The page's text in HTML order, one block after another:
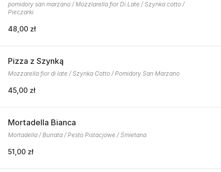
pomidory san marzano / Mozzlarella fior Di Late / Szynka cotto /
Pieczarki
48,00 zł
Pizza z Szynką
Mozzarella fior di late / Szynka Cotto / Pomidory San Marzano
45,00 zł
Mortadella Bianca
Mortadella / Burrata / Pesto Pistacjowe / Śmietana
51,00 zł